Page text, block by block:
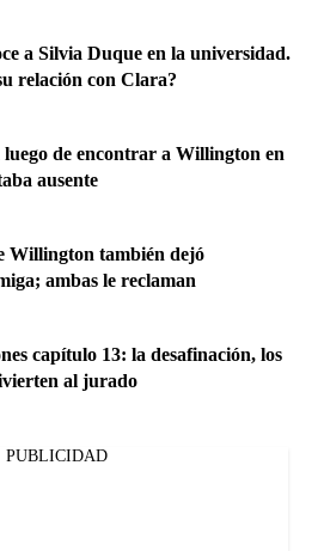
a Silvia Duque en la universidad.
relación con Clara?
de encontrar a Willington en
ausente
Willington también dejó
ambas le reclaman
capítulo 13: la desafinación, los
al jurado
PUBLICIDAD